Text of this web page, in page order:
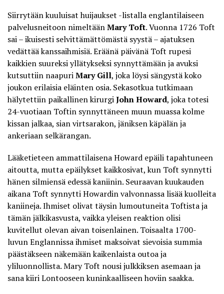
Siirrytään kuuluisat huijaukset -listalla englantilaiseen
palvelusneitoon nimeltäänMary Toft. Vuonna 1726 Toft
sai – ikuisesti selvittämättömästä syystä – ajatuksen
vedättää kanssaihmisiä. Eräänä päivänä Toft rupesi
kaikkien suureksi yllätykseksi synnyttämään ja avuksi
kutsuttiin naapuriMary Gill, joka löysi sängystäkoko
joukon erilaisia eläinten osia. Sekasotkua tutkimaan
hälytettiin paikallinen kirurgiJohn Howard, joka totesi
24-vuotiaan Toftin synnyttäneen muun muassa kolme
kissan jalkaa, sian virtsarakon, jäniksen käpälän ja
ankeriaan selkärangan.
Lääketieteen ammattilaisena Howard epäili tapahtuneen
aitoutta, mutta epäilykset kaikkosivat, kun Toft synnytti
hänen silmiensä edessä kaniinin. Seuraavan kuukauden
aikana Toft synnytti Howardin valvonnassa lisää kuolleita
kaniineja. Ihmiset olivat täysin lumoutuneita Toftista ja
tämän jälkikasvusta, vaikka yleisen reaktion olisi
kuvitellut olevan aivan toisenlainen. Toisaalta 1700-
luvun Englannissa ihmiset maksoivat sievoisia summia
päästäkseen näkemään kaikenlaista outoa ja
yliluonnollista. Mary Toft nousi julkkiksen asemaan ja
sana kiiri Lontooseen kuninkaalliseen hoviin saakka.